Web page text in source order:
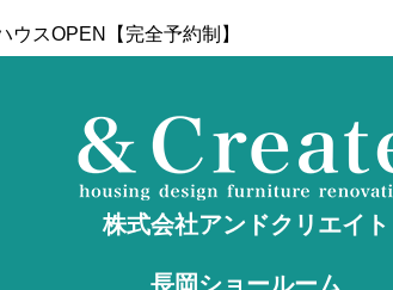
ウスOPEN【完全予約制】
株式会社アンドクリエイト
長岡ショールーム